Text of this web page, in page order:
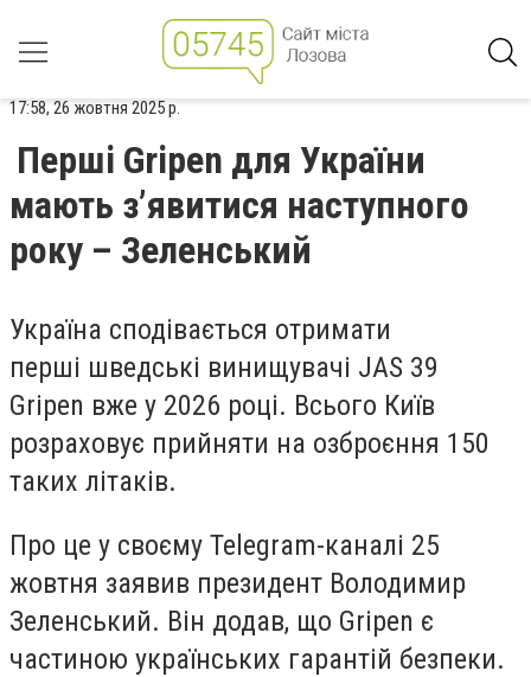
17:58, 26 жовтня 2025 р.
Перші Gripen для України
мають зʼявитися наступного
року – Зеленський
Україна сподівається отримати
перші шведські винищувачі JAS 39
Gripen вже у 2026 році. Всього Київ
розраховує прийняти на озброєння 150
таких літаків.
Про це у своєму Telegram-каналі 25
жовтня заявив президент Володимир
Зеленський. Він додав, що Gripen є
частиною українських гарантій безпеки.